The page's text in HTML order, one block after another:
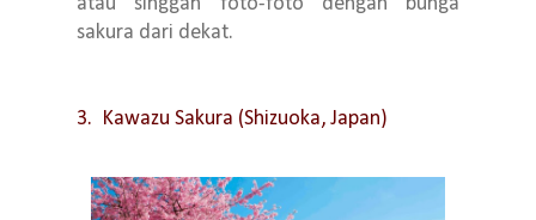
sakura dari dekat.
3. Kawazu Sakura (Shizuoka, Japan)